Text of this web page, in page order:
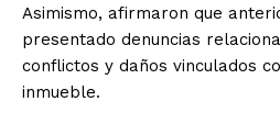
Asimismo, afirmaron que
presentado denuncias
conflictos y daños vinculados
inmueble.